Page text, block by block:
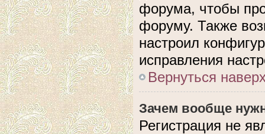
форума, чтобы
форуму. Также
настроил
исправления
Вернуться
Зачем вообще
Регистрация не